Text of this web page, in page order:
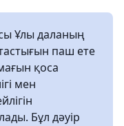
Ұлы даланың
паш ете
қоса
мен
Бұл дәуір